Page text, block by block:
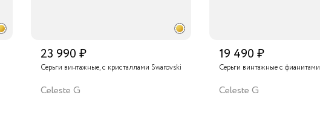
23 990 ₽
Серьги винтажные, с кристаллами Swarovski
Celeste G
19 490 ₽
Серьги винтажные с фианитами
Celeste G